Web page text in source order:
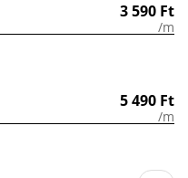
3 590 Ft
/m
5 490 Ft
/m